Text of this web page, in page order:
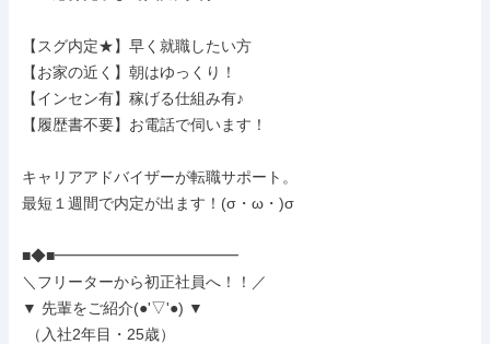
【スグ内定★】早く就職したい方
【お家の近く】朝はゆっくり！
【インセン有】稼げる仕組み有♪
【履歴書不要】お電話で伺います！
キャリアアドバイザーが転職サポート。
最短１週間で内定が出ます！(σ・ω・)σ
■◆■━━━━━━━━━━━━
＼フリーターから初正社員へ！！／
▼ 先輩をご紹介(●'▽'●) ▼